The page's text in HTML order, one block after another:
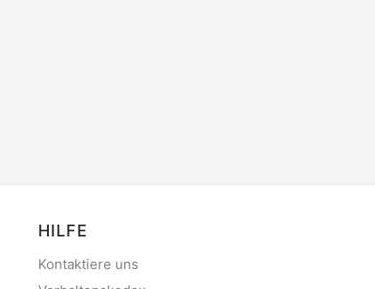
HILFE
Kontaktiere uns